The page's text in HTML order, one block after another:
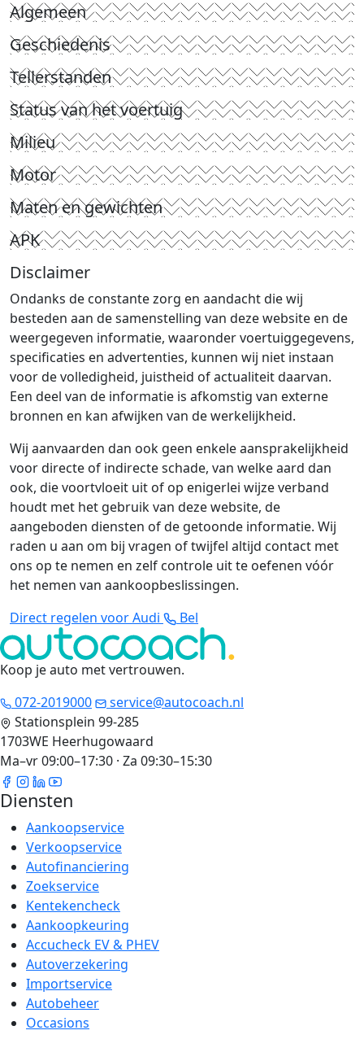
Algemeen
Geschiedenis
Tellerstanden
Status van het voertuig
Milieu
Motor
Maten en gewichten
APK
Disclaimer
Ondanks de constante zorg en aandacht die wij
besteden aan de samenstelling van deze website en de
weergegeven informatie, waaronder voertuiggegevens,
specificaties en advertenties, kunnen wij niet instaan
voor de volledigheid, juistheid of actualiteit daarvan.
Een deel van de informatie is afkomstig van externe
bronnen en kan afwijken van de werkelijkheid.
Wij aanvaarden dan ook geen enkele aansprakelijkheid
voor directe of indirecte schade, van welke aard dan
ook, die voortvloeit uit of op enigerlei wijze verband
houdt met het gebruik van deze website, de
aangeboden diensten of de getoonde informatie. Wij
raden u aan om bij vragen of twijfel altijd contact met
ons op te nemen en zelf controle uit te oefenen vóór
het nemen van aankoopbeslissingen.
Direct regelen voor Audi
Bel
Koop je auto met vertrouwen.
072-2019000
service@autocoach.nl
Stationsplein 99-285
1703WE Heerhugowaard
Ma–vr 09:00–17:30 · Za 09:30–15:30
Diensten
Aankoopservice
Verkoopservice
Autofinanciering
Zoekservice
Kentekencheck
Aankoopkeuring
Accucheck EV & PHEV
Autoverzekering
Importservice
Autobeheer
Occasions